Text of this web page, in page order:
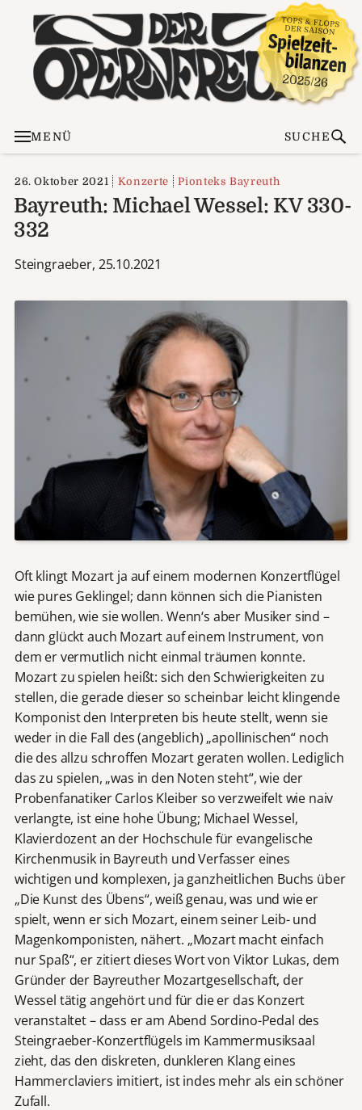
MENÜ SUCHE
26. Oktober 2021 Konzerte Pionteks Bayreuth
Bayreuth: Michael Wessel: KV 330-
332
Steingraeber, 25.10.2021
Oft klingt Mozart ja auf einem modernen Konzertflügel
wie pures Geklingel; dann können sich die Pianisten
bemühen, wie sie wollen. Wenn‘s aber Musiker sind –
dann glückt auch Mozart auf einem Instrument, von
dem er vermutlich nicht einmal träumen konnte.
Mozart zu spielen heißt: sich den Schwierigkeiten zu
stellen, die gerade dieser so scheinbar leicht klingende
Komponist den Interpreten bis heute stellt, wenn sie
weder in die Fall des (angeblich) „apollinischen“ noch
die des allzu schroffen Mozart geraten wollen. Lediglich
das zu spielen, „was in den Noten steht“, wie der
Probenfanatiker Carlos Kleiber so verzweifelt wie naiv
verlangte, ist eine hohe Übung; Michael Wessel,
Klavierdozent an der Hochschule für evangelische
Kirchenmusik in Bayreuth und Verfasser eines
wichtigen und komplexen, ja ganzheitlichen Buchs über
„Die Kunst des Übens“, weiß genau, was und wie er
spielt, wenn er sich Mozart, einem seiner Leib- und
Magenkomponisten, nähert. „Mozart macht einfach
nur Spaß“, er zitiert dieses Wort von Viktor Lukas, dem
Gründer der Bayreuther Mozartgesellschaft, der
Wessel tätig angehört und für die er das Konzert
veranstaltet – dass er am Abend Sordino-Pedal des
Steingraeber-Konzertflügels im Kammermusiksaal
zieht, das den diskreten, dunkleren Klang eines
Hammerclaviers imitiert, ist indes mehr als ein schöner
Zufall.